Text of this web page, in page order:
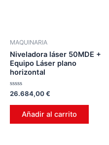
MAQUINARIA
Niveladora láser 50MDE +
Equipo Láser plano
horizontal
Valorado
en
0
26.684,00€
Añadir al carrito